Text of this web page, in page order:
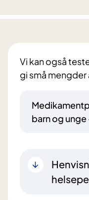
Vi kan også
gi små mengder
barn og